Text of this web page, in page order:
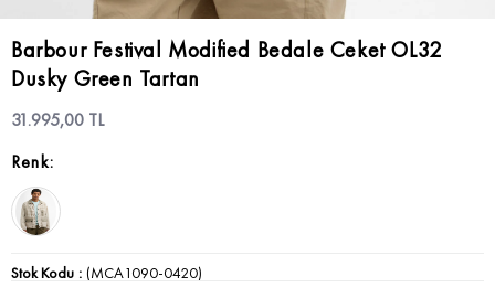
Barbour Festival Modified Bedale Ceket OL32
Dusky Green Tartan
31.995,00 TL
Stok Kodu (MCA1090-0420)